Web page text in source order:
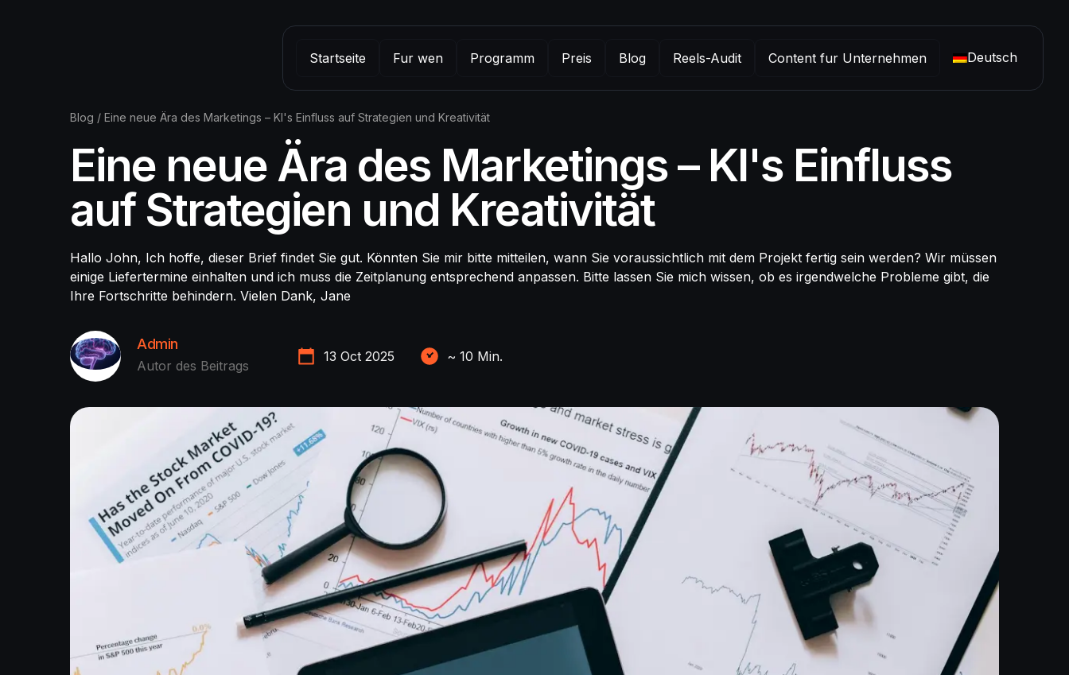
Startseite Fur wen Programm Preis Blog Reels-Audit Content fur Unternehmen Deutsch
Blog / Eine neue Ära des Marketings – KI's Einfluss auf Strategien und Kreativität
Eine neue Ära des Marketings – KI's Einfluss
auf Strategien und Kreativität
Hallo John, Ich hoffe, dieser Brief findet Sie gut. Könnten Sie mir bitte mitteilen, wann Sie voraussichtlich mit dem Projekt fertig sein werden? Wir müssen
einige Liefertermine einhalten und ich muss die Zeitplanung entsprechend anpassen. Bitte lassen Sie mich wissen, ob es irgendwelche Probleme gibt, die
Ihre Fortschritte behindern. Vielen Dank, Jane
Admin
Autor des Beitrags
13 Oct 2025 ~ 10 Min.